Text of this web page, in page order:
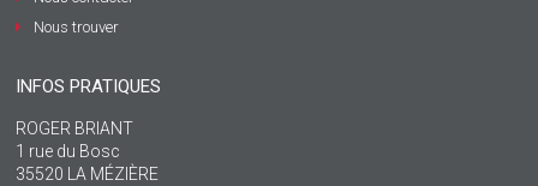
Nous trouver
INFOS PRATIQUES
ROGER BRIANT
1 rue du Bosc
35520 LA MÉZIÈRE